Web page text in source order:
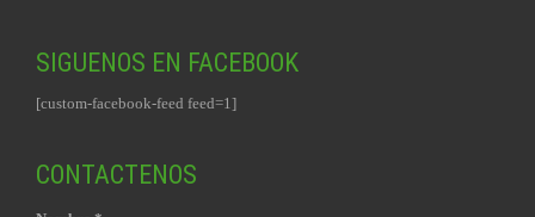
SIGUENOS EN FACEBOOK
[custom-facebook-feed feed=1]
CONTACTENOS